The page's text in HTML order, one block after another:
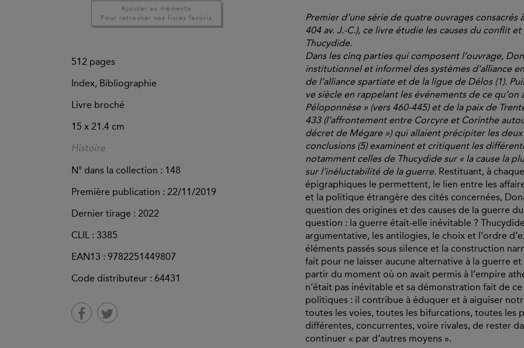
Ajouter au mémento
Pour retrouver vos livres favoris
512 pages
Index, Bibliographie
Livre broché
15 x 21.4 cm
Histoire
N° dans la collection : 148
Première publication : 22/11/2019
Dernier tirage : 2022
CLIL : 3385
EAN13 : 9782251449807
Code distributeur : 64431
Premier d’une série de quatre ouvrages
404 av. J.-C.), ce livre étudie les causes du conflit
Thucydide.
Dans les cinq parties qui composent l’ouvrage,
institutionnel et informel des systèmes d’alliance
de l’alliance spartiate et de la ligue de Délos (1).
ve siècle en rappelant les événements de ce
Péloponnèse » (vers 460-445) et de la paix de
433 (l’affrontement entre Corcyre et Corinthe
décret de Mégare ») qui allaient précipiter les
conclusions (5) examinent et critiquent les
notamment celles de Thucydide sur « la cause la
sur l’inéluctabilité de la guerre. Restituant, à
épigraphiques le permettent, le lien entre les
et la politique étrangère des cités concernées,
question des origines et des causes de la guerre
question : la guerre était-elle inévitable ?
argumentative, les antilogies, le choix et l’ordre
éléments passés sous silence et la construction
fait pour ne laisser aucune alternative à la guerre
partir du moment où on avait permis à l’empire
n’était pas inévitable et sa démonstration fait de
politiques : il contribue à éduquer et à aiguiser
toutes les voies, toutes les bifurcations, toutes les
différentes, concurrentes, voire rivales, de rester
continuer « par d’autres moyens ».